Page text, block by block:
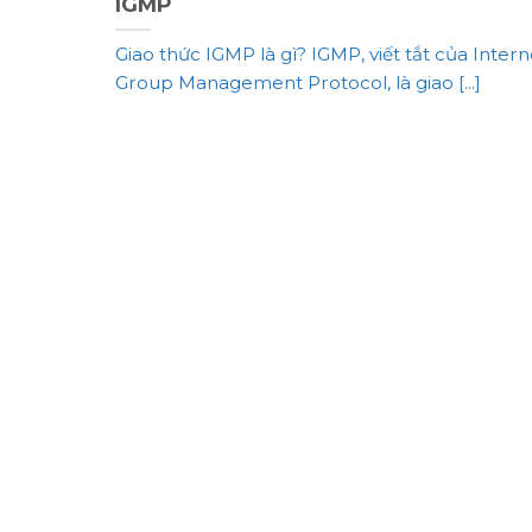
Giao thức IGMP là gì? IGMP, viết tắt của
Group Management Protocol, là giao [...]